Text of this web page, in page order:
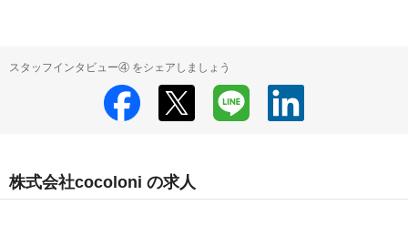
スタッフインタビュー④ をシェアしましょう
株式会社cocoloni の求人